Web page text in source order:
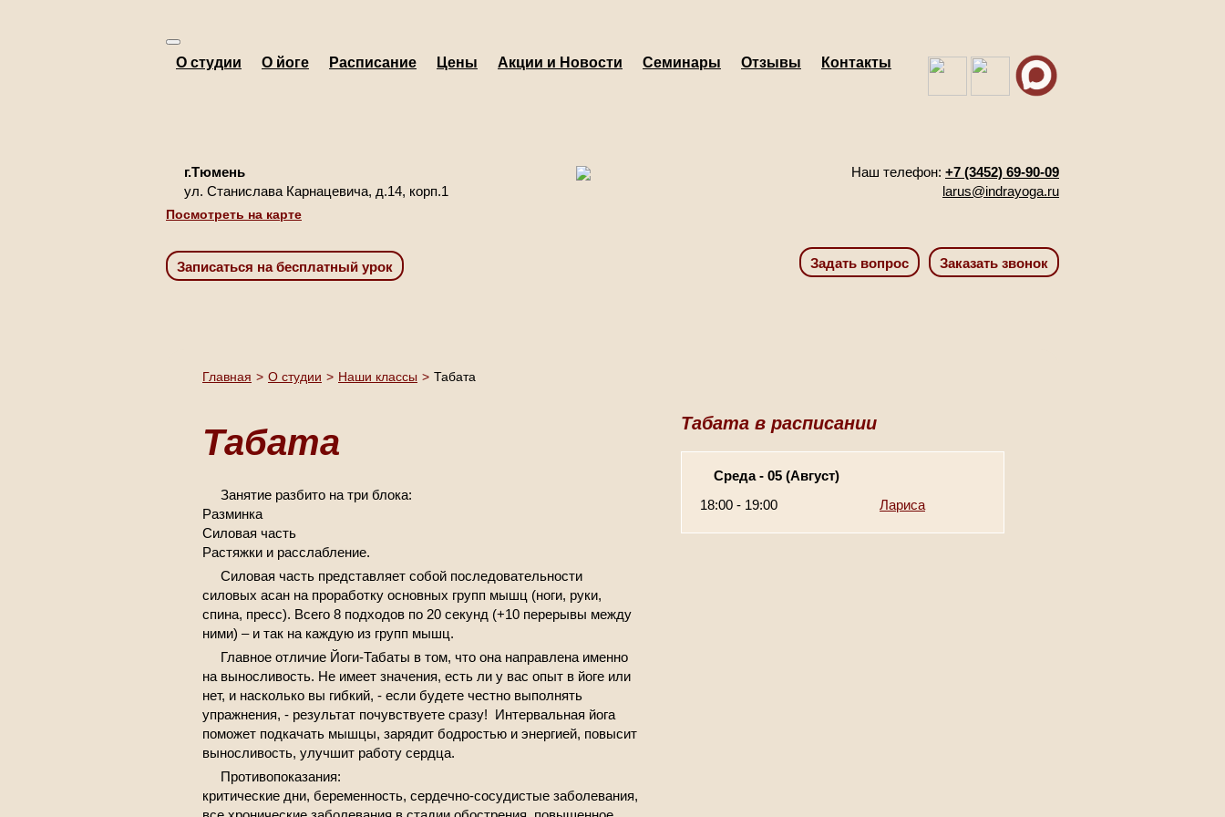
О студии О йоге Расписание Цены Акции и Новости Семинары Отзывы Контакты
г.Тюмень
ул. Станислава Карнацевича, д.14, корп.1
Посмотреть на карте
Наш телефон: +7 (3452) 69-90-09
larus@indrayoga.ru
Главная > О студии > Наши классы > Табата
Табата
Занятие разбито на три блока:
Разминка
Силовая часть
Растяжки и расслабление.
Силовая часть представляет собой последовательности
силовых асан на проработку основных групп мышц (ноги, руки,
спина, пресс). Всего 8 подходов по 20 секунд (+10 перерывы между
ними) – и так на каждую из групп мышц.
Главное отличие Йоги-Табаты в том, что она направлена именно
на выносливость. Не имеет значения, есть ли у вас опыт в йоге или
нет, и насколько вы гибкий, - если будете честно выполнять
упражнения, - результат почувствуете сразу! Интервальная йога
поможет подкачать мышцы, зарядит бодростью и энергией, повысит
выносливость, улучшит работу сердца.
Противопоказания:
критические дни, беременность, сердечно-сосудистые заболевания,
Табата в расписании
Среда - 05 (Август)
18:00 - 19:00
Лариса